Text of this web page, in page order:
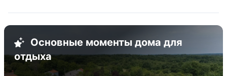
Основные моменты дома для
отдыха